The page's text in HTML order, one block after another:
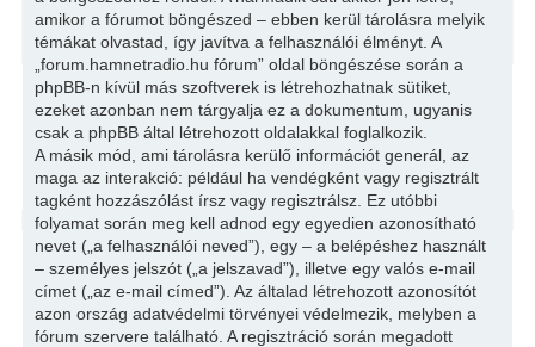
amikor a fórumot böngészed – ebben kerül tárolásra melyik
témákat olvastad, így javítva a felhasználói élményt. A
„forum.hamnetradio.hu fórum” oldal böngészése során a
phpBB-n kívül más szoftverek is létrehozhatnak sütiket,
ezeket azonban nem tárgyalja ez a dokumentum, ugyanis
csak a phpBB által létrehozott oldalakkal foglalkozik.
A másik mód, ami tárolásra kerülő információt generál, az
maga az interakció: például ha vendégként vagy regisztrált
tagként hozzászólást írsz vagy regisztrálsz. Ez utóbbi
folyamat során meg kell adnod egy egyedien azonosítható
nevet („a felhasználói neved”), egy – a belépéshez használt
– személyes jelszót („a jelszavad”), illetve egy valós e-mail
címet („az e-mail címed”). Az általad létrehozott azonosítót
azon ország adatvédelmi törvényei védelmezik, melyben a
fórum szervere található. A regisztráció során megadott